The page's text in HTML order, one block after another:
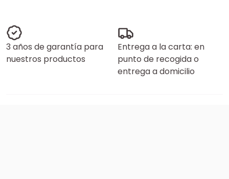
3 años de garantía para
nuestros productos
Entrega a la carta: en
punto de recogida o
entrega a domicilio